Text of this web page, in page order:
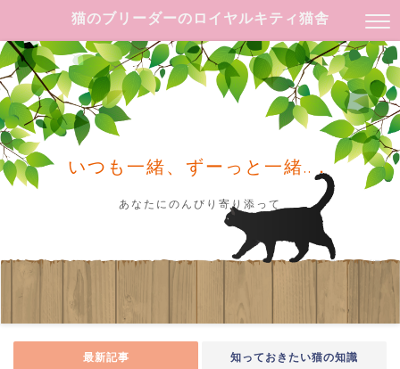
猫のブリーダーのロイヤルキティ猫舎
いつも一緒、ずーっと一緒..．
あなたにのんびり寄り添って
最新記事 知っておきたい猫の知識